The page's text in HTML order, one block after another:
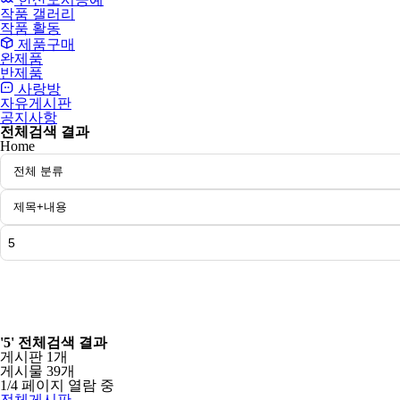
작품 갤러리
작품 활동
제품구매
완제품
반제품
사랑방
자유게시판
공지사항
전체검색 결과
Home
'5' 전체검색 결과
게시판 1개
게시물 39개
1/4 페이지 열람 중